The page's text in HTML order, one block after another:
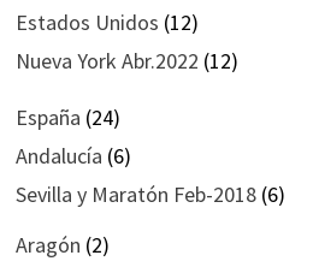
Estados Unidos (12)
Nueva York Abr.2022 (12)
España (24)
Andalucía (6)
Sevilla y Maratón Feb-2018(6)
Aragón (2)